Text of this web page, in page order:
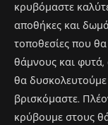
κρυβόμαστε
αποθήκες και
τοποθεσίες που
θάμνους και φυτά,
θα δυσκολευτούμε
βρισκόμαστε.
κρύβουμε στους